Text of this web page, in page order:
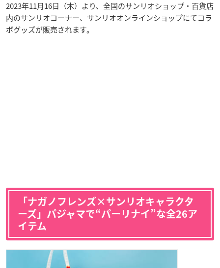
2023年11月16日（木）より、全国のサンリオショップ・百貨店
内のサンリオコーナー、サンリオオンラインショップにてコラ
ボグッズが販売されます。
「ナガノフレンズ×サンリオキャラクタ
ーズ」パジャマで“パーリナイ”な全26ア
イテム